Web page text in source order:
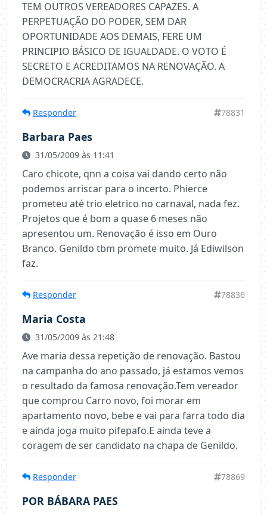
TEM OUTROS VEREADORES CAPAZES. A
PERPETUAÇÃO DO PODER, SEM DAR
OPORTUNIDADE AOS DEMAIS, FERE UM
PRINCIPIO BÁSICO DE IGUALDADE. O VOTO É
SECRETO E ACREDITAMOS NA RENOVAÇÃO. A
DEMOCRACRIA AGRADECE.
Responder 78831
Barbara Paes
31/05/2009 às 11:41
Caro chicote, qnn a coisa vai dando certo não
podemos arriscar para o incerto. Phierce
prometeu até trio eletrico no carnaval, nada fez.
Projetos que é bom a quase 6 meses não
apresentou um. Renovação é isso em Ouro
Branco. Genildo tbm promete muito. Já Ediwilson
faz.
Responder 78836
Maria Costa
31/05/2009 às 21:48
Ave maria dessa repetição de renovação. Bastou
na campanha do ano passado, já estamos vemos
o resultado da famosa renovação.Tem vereador
que comprou Carro novo, foi morar em
apartamento novo, bebe e vai para farra todo dia
e ainda joga muito pifepafo.E ainda teve a
coragem de ser candidato na chapa de Genildo.
Responder 78869
POR BÁBARA PAES